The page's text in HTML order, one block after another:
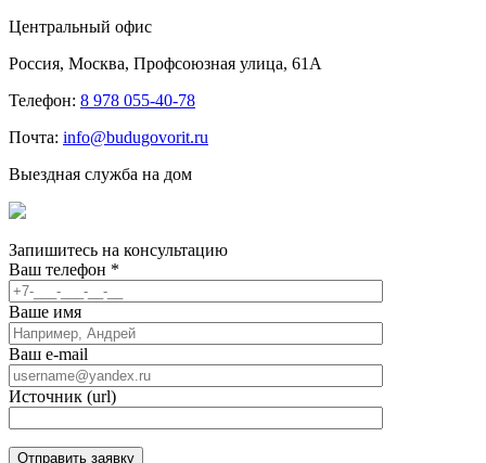
Центральный офис
Россия, Москва, Профсоюзная улица, 61А
Телефон: 8 978 055-40-78
Почта: info@budugovorit.ru
Выездная служба на дом
Запишитесь на консультацию
Ваш телефон *
Ваше имя
Ваш e-mail
Источник (url)